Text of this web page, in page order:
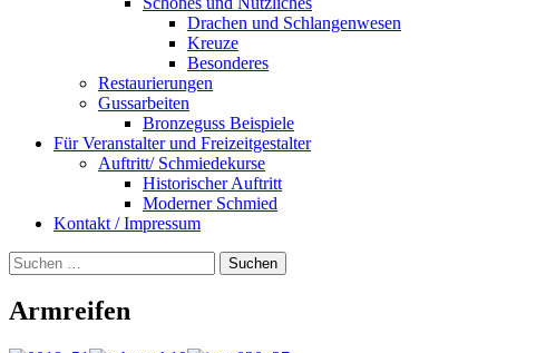
Drachen und Schlangenwesen
Kreuze
Besonderes
Restaurierungen
Gussarbeiten
Bronzeguss Beispiele
Für Veranstalter und Freizeitgestalter
Auftritt/ Schmiedekurse
Historischer Auftritt
Moderner Schmied
Kontakt / Impressum
Suchen
nach:
Armreifen